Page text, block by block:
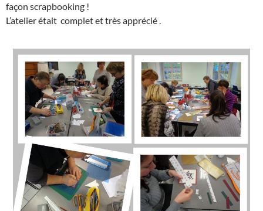
façon scrapbooking !
L’atelier était complet et très apprécié .